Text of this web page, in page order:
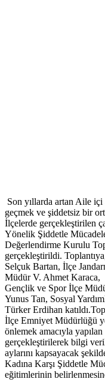
Son yıllarda artan Aile
geçmek ve şiddetsiz bir
İlçelerde gerçekleştirilen
Yönelik Şiddetle
Değerlendirme Kurulu
gerçekleştirildi.
Selçuk Bartan, İlçe
Müdür V. Ahmet
Gençlik ve Spor İlçe
Yunus Tan, Sosyal
Türker Erdihan
İlçe Emniyet Müdürlüğü
önlemek amacıyla
gerçekleştirilerek bilgi
aylarını kapsayacak
Kadına Karşı Şiddetle
eğitimlerinin